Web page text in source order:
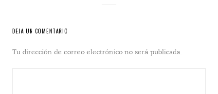
DEJA UN COMENTARIO
Tu dirección de correo electrónico no será publicada.